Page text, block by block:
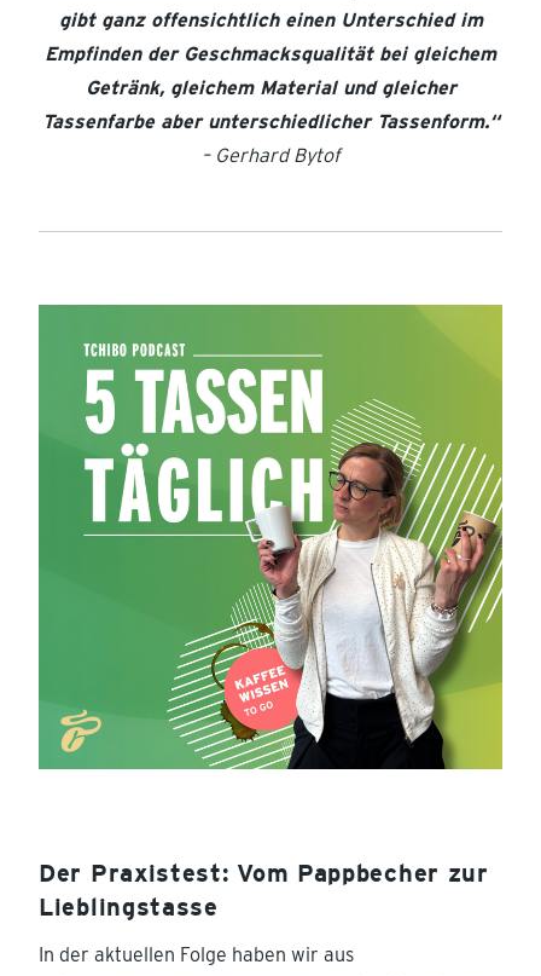
gibt ganz offensichtlich einen Unterschied im
Empfinden der Geschmacksqualität bei gleichem
Getränk, gleichem Material und gleicher
Tassenfarbe aber unterschiedlicher Tassenform.“
– Gerhard Bytof
Der Praxistest: Vom Pappbecher zur
Lieblingstasse
In der aktuellen Folge haben wir aus